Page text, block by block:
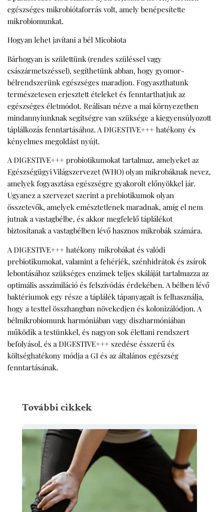
egészséges mikrobiótaforrás volt, amely benépesítette
mikrobiomunkat.
Hogyan lehet javítani a bél Micobiota
Bárhogyan is születtünk (rendes szüléssel vagy
császármetszéssel), segíthetünk abban, hogy gyomor-
bélrendszerünk egészséges maradjon. Fogyaszthatunk
természetesen erjesztett ételeket és fenntarthatjuk az
egészséges életmódot. Reálisan nézve a mai környezetben
mindannyiunknak segítségre van szüksége a kiegyensúlyozott
táplálkozás fenntartásához. A DIGESTIVE+++ hatékony és
kényelmes megoldást nyújt.
A DIGESTIVE+++ probiotikumokat tartalmaz, amelyeket az
Egészségügyi Világszervezet (WHO) olyan mikrobáknak nevez,
amelyek fogyasztása egészségre gyakorolt előnyökkel jár.
Ugyanez a szervezet szerint a prebiotikumok olyan
összetevők, amelyek emésztetlenek maradnak, amíg el nem
jutnak a vastagbélbe, és akkor megfelelő táplálékot
biztosítanak a vastagbélben lévő hasznos mikrobák számára.
A DIGESTIVE+++ hatékony mikrobákat és valódi
prebiotikumokat, valamint a fehérjék, szénhidrátok és zsírok
lebontásához szükséges enzimek teljes skáláját tartalmazza az
optimális asszimiláció és felszívódás érdekében. A bélben lévő
baktériumok egy része a táplálék tápanyagait is felhasználja,
hogy a testtel összhangban növekedjen és kolonizálódjon. A
bélmikrobiomunk harmóniában vagy diszharmóniában
működik a testünkkel, és nagyon sok élettani rendszert
befolyásol, és a DIGESTIVE+++ szedése ésszerű és
költséghatékony módja a GI és az általános egészség
fenntartásának.
További cikkek